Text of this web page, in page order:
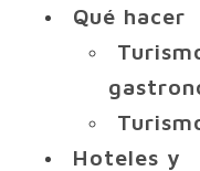
Qué hacer
Hoteles y